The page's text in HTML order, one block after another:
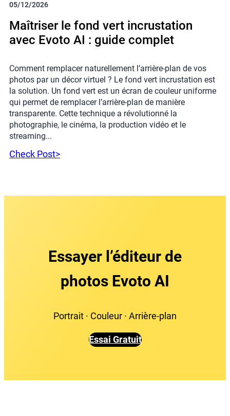
05/12/2026
Maîtriser le fond vert incrustation
avec Evoto AI : guide complet
Comment remplacer naturellement l’arrière-plan de vos
photos par un décor virtuel ? Le fond vert incrustation est
la solution. Un fond vert est un écran de couleur uniforme
qui permet de remplacer l’arrière-plan de manière
transparente. Cette technique a révolutionné la
photographie, le cinéma, la production vidéo et le
streaming...
Check Post>
Essayer l’éditeur de
photos Evoto AI
Portrait · Couleur · Arrière-plan
Essai Gratuit